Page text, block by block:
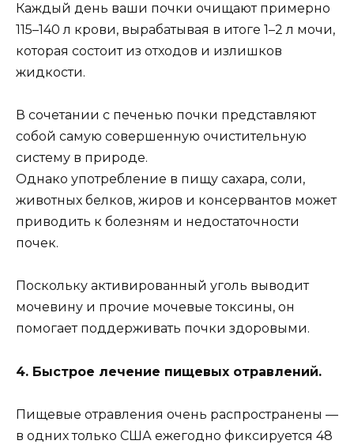
Каждый день ваши почки очищают примерно
115–140 л крови, вырабатывая в итоге 1–2 л мочи,
которая состоит из отходов и излишков
жидкости.
В сочетании с печенью почки представляют
собой самую совершенную очистительную
систему в природе.
Однако употребление в пищу сахара, соли,
животных белков, жиров и консервантов может
приводить к болезням и недостаточности
почек.
Поскольку активированный уголь выводит
мочевину и прочие мочевые токсины, он
помогает поддерживать почки здоровыми.
4. Быстрое лечение пищевых отравлений.
Пищевые отравления очень распространены —
в одних только США ежегодно фиксируется 48